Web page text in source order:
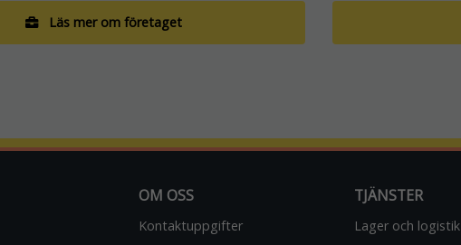
Läs mer om företaget
OM OSS
Kontaktuppgifter
TJÄNSTER
Lager och logistik
cookies går
behövs för
webbplatsen